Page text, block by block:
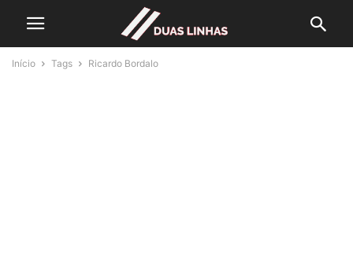
Início Tags Ricardo Bordalo